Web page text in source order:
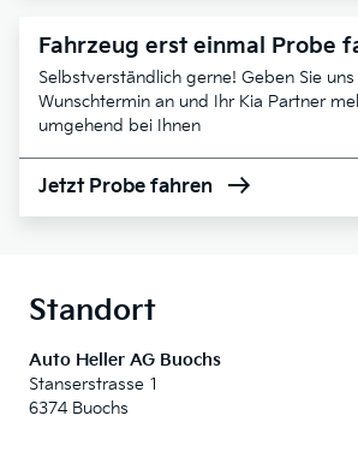
Fahrzeug erst einmal Probe
Selbstverständlich gerne! Geben Sie
Wunschtermin an und Ihr Kia Partner
umgehend bei Ihnen
Jetzt Probe fahren
Standort
Auto Heller AG Buochs
Stanserstrasse 1
6374 Buochs